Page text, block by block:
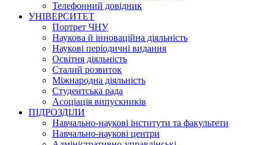
Телефонний довідник
УНІВЕРСИТЕТ
Портрет ЧНУ
Наукова й інноваційна діяльність
Наукові періодичні видання
Освітня діяльність
Сталий розвиток
Міжнародна діяльність
Студентська рада
Асоціація випускників
ПІДРОЗДІЛИ
Навчально-наукові інститути та факультети
Навчально-наукові центри